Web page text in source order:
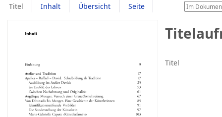
Titel Inhalt Übersicht Seite
Titel